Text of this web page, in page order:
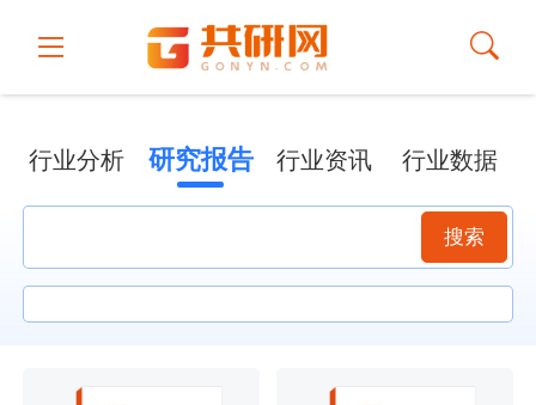
行业分析 研究报告 行业资讯 行业数据
搜索